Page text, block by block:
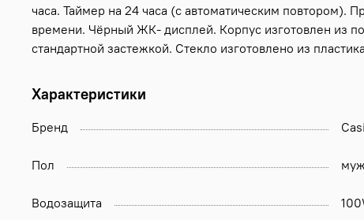
часа. Таймер на 24 часа (с автоматическим повтором).
времени. Чёрный ЖК- дисплей. Корпус изготовлен из
стандартной застежкой. Стекло изготовлено из
Характеристики
Бренд
Пол
Водозащита